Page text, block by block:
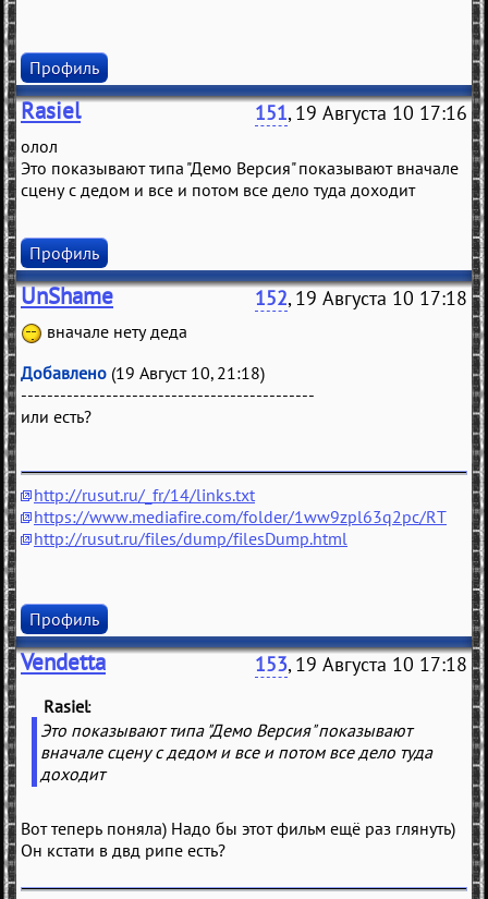
Профиль
Rasiel 151, 19 Августа 10 17:16
олол
Это показывают типа "Демо Версия" показывают вначале
сцену с дедом и все и потом все дело туда доходит
Профиль
UnShame 152, 19 Августа 10 17:18
вначале нету деда
Добавлено (19 Август 10, 21:18)
---------------------------------------------
или есть?
http://rusut.ru/_fr/14/links.txt
https://www.mediafire.com/folder/1ww9zpl63q2pc/RT
http://rusut.ru/files/dump/filesDump.html
Профиль
Vendetta 153, 19 Августа 10 17:18
Rasiel
Это показывают типа "Демо Версия" показывают
вначале сцену с дедом и все и потом все дело туда
доходит
Вот теперь поняла) Надо бы этот фильм ещё раз глянуть)
Он кстати в двд рипе есть?